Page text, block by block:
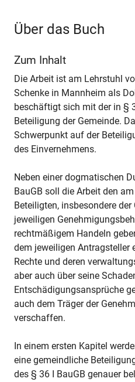
Über das Buch
Zum Inhalt
Die Arbeit ist am Lehrstuhl
Schenke in Mannheim als
beschäftigt sich mit der in §
Beteiligung der Gemeinde.
Schwerpunkt auf der
des Einvernehmens.
Neben einer dogmatischen
BauGB soll die Arbeit den
Beteiligten, insbesondere
jeweiligen
rechtmäßigem Handeln
dem jeweiligen Antragsteller
Rechte und deren
aber auch über seine
Entschädigungsansprüche
auch dem Träger der
verschaffen.
In einem ersten Kapitel
eine gemeindliche
des § 36 I BauGB genauer